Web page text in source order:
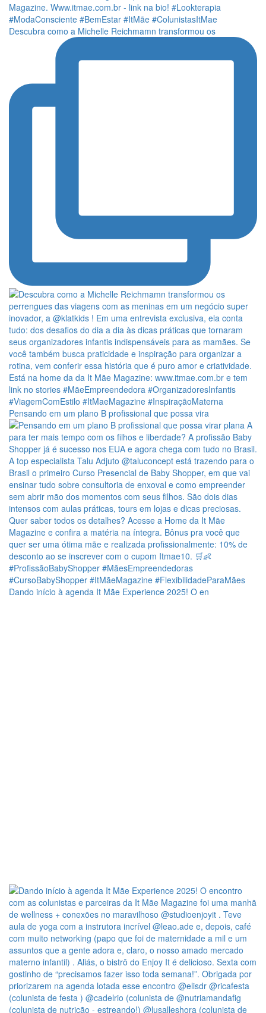
Descubra como a Michelle Reichmamn transformou os
Pensando em um plano B profissional que possa vira
Dando início à agenda It Mãe Experience 2025! O en